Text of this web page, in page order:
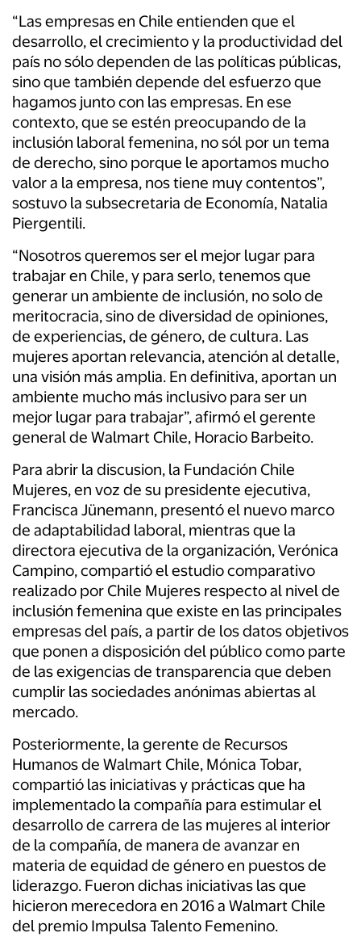
“Las empresas en Chile entienden que el
desarrollo, el crecimiento y la productividad del
país no sólo dependen de las políticas públicas,
sino que también depende del esfuerzo que
hagamos junto con las empresas. En ese
contexto, que se estén preocupando de la
inclusión laboral femenina, no sól por un tema
de derecho, sino porque le aportamos mucho
valor a la empresa, nos tiene muy contentos”,
sostuvo la subsecretaria de Economía, Natalia
Piergentili.
“Nosotros queremos ser el mejor lugar para
trabajar en Chile, y para serlo, tenemos que
generar un ambiente de inclusión, no solo de
meritocracia, sino de diversidad de opiniones,
de experiencias, de género, de cultura. Las
mujeres aportan relevancia, atención al detalle,
una visión más amplia. En definitiva, aportan un
ambiente mucho más inclusivo para ser un
mejor lugar para trabajar”, afirmó el gerente
general de Walmart Chile, Horacio Barbeito.
Para abrir la discusion, la Fundación Chile
Mujeres, en voz de su presidente ejecutiva,
Francisca Jünemann, presentó el nuevo marco
de adaptabilidad laboral, mientras que la
directora ejecutiva de la organización, Verónica
Campino, compartió el estudio comparativo
realizado por Chile Mujeres respecto al nivel de
inclusión femenina que existe en las principales
empresas del país, a partir de los datos objetivos
que ponen a disposición del público como parte
de las exigencias de transparencia que deben
cumplir las sociedades anónimas abiertas al
mercado.
Posteriormente, la gerente de Recursos
Humanos de Walmart Chile, Mónica Tobar,
compartió las iniciativas y prácticas que ha
implementado la compañía para estimular el
desarrollo de carrera de las mujeres al interior
de la compañía, de manera de avanzar en
materia de equidad de género en puestos de
liderazgo. Fueron dichas iniciativas las que
hicieron merecedora en 2016 a Walmart Chile
del premio Impulsa Talento Femenino.